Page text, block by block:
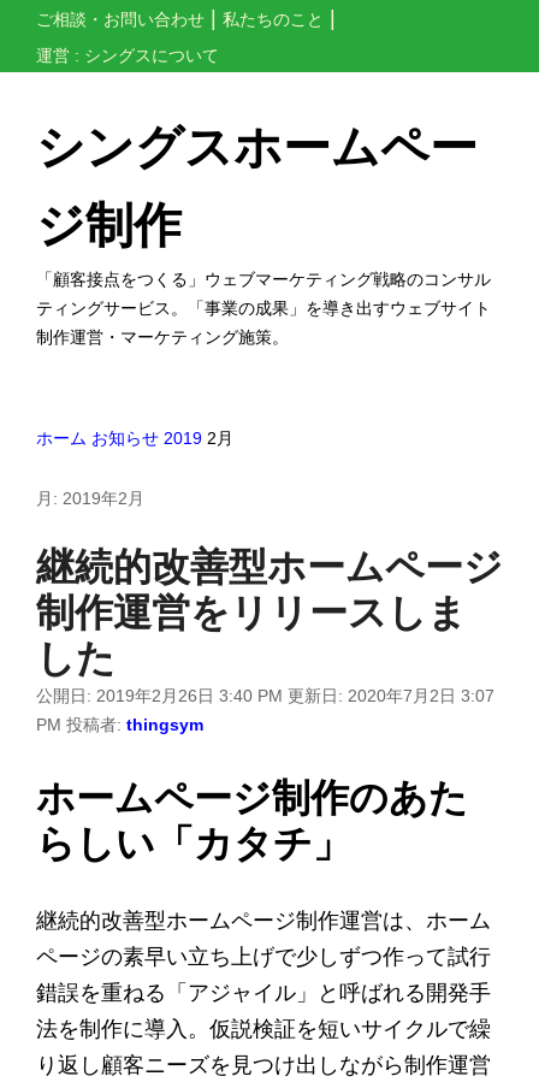
ご相談・お問い合わせ
私たちのこと
運営 : シングスについて
シングスホームペー
ジ制作
「顧客接点をつくる」ウェブマーケティング戦略のコンサル
ティングサービス。「事業の成果」を導き出すウェブサイト
制作運営・マーケティング施策。
ホーム お知らせ 2019 2月
月: 2019年2月
継続的改善型ホームページ
制作運営をリリースしま
した
公開日: 2019年2月26日 3:40 PM 更新日: 2020年7月2日 3:07
PM 投稿者: thingsym
ホームページ制作のあた
らしい「カタチ」
継続的改善型ホームページ制作運営は、ホーム
ページの素早い立ち上げで少しずつ作って試行
錯誤を重ねる「アジャイル」と呼ばれる開発手
法を制作に導入。仮説検証を短いサイクルで繰
り返し顧客ニーズを見つけ出しながら制作運営